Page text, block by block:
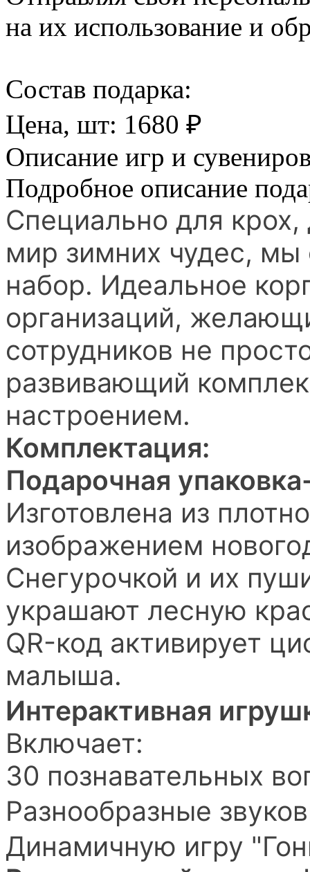
на их использование и
Cостав подарка:
Цена, шт: 1680 ₽
Описание игр и
Подробное описание
Специально для
мир зимних чудес, мы
набор. Идеальное
организаций,
сотрудников не
развивающий
настроением.
Комплектация:
Подарочная
Изготовлена из
изображением
Снегурочкой и их
украшают лесную
QR-код активирует
малыша.
Интерактивная
Включает:
30 познавательных
Разнообразные
Динамичную игру